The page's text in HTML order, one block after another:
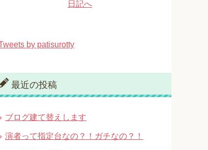
by patisurotty
最近の投稿
ブログ建て替えします
演者って指定台なの？！ガチなの？！